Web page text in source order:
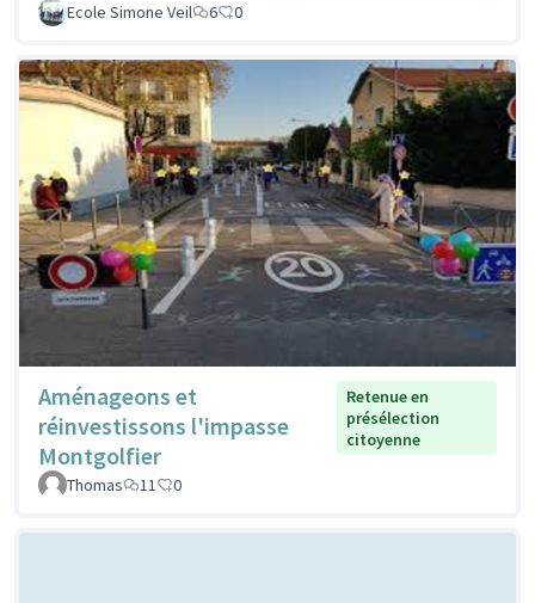
Ecole Simone Veil
6 0
Aménageons et
réinvestissons l'impasse
Montgolfier
Retenue en
présélection
citoyenne
Thomas 11 0